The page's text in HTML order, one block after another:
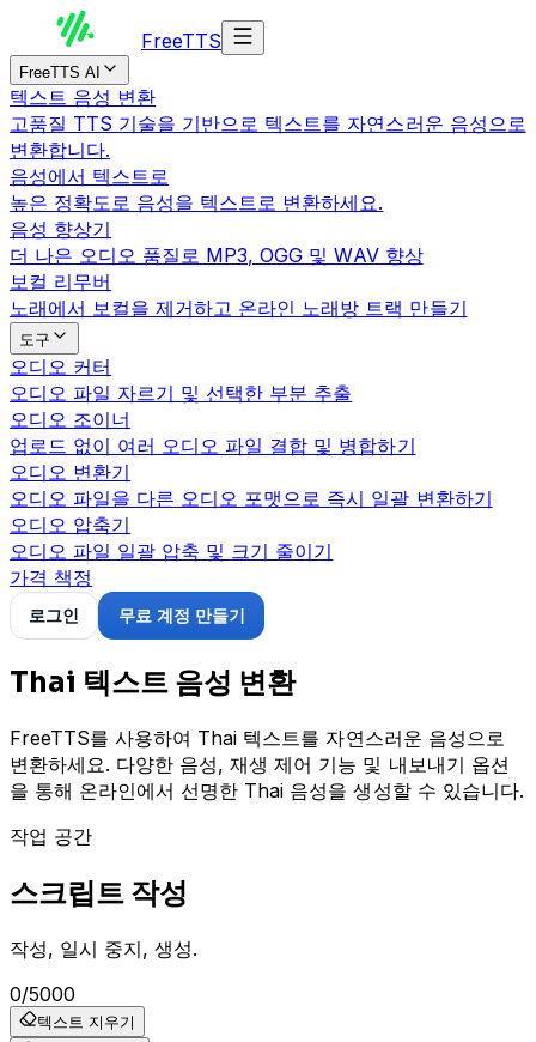
FreeTTS
FreeTTS AI
텍스트 음성 변환
고품질 TTS 기술을 기반으로 텍스트를 자연스러운 음성으로
변환합니다.
음성에서 텍스트로
높은 정확도로 음성을 텍스트로 변환하세요.
음성 향상기
더 나은 오디오 품질로 MP3, OGG 및 WAV 향상
보컬 리무버
노래에서 보컬을 제거하고 온라인 노래방 트랙 만들기
도구
오디오 커터
오디오 파일 자르기 및 선택한 부분 추출
오디오 조이너
업로드 없이 여러 오디오 파일 결합 및 병합하기
오디오 변환기
오디오 파일을 다른 오디오 포맷으로 즉시 일괄 변환하기
오디오 압축기
오디오 파일 일괄 압축 및 크기 줄이기
가격 책정
로그인 무료 계정 만들기
Thai 텍스트 음성 변환
FreeTTS를 사용하여 Thai 텍스트를 자연스러운 음성으로
변환하세요. 다양한 음성, 재생 제어 기능 및 내보내기 옵션
을 통해 온라인에서 선명한 Thai 음성을 생성할 수 있습니다.
작업 공간
스크립트 작성
작성, 일시 중지, 생성.
0/5000
텍스트 지우기